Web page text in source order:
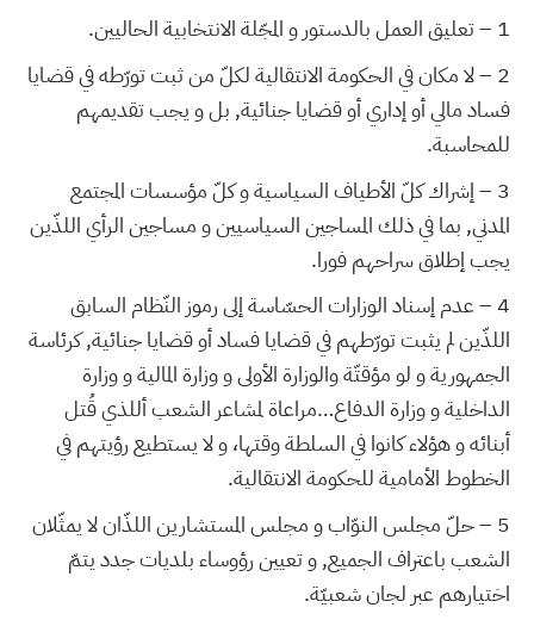
1 – تعليق العمل بالدستور و المجّلة الانتخابية الحاليين.
2 – لا مكان في الحكومة الانتقالية لكلّ من ثبت تورّطه في قضايا
فساد مالي أو إداري أو قضايا جنائية, بل و يجب تقديمهم
للمحاسبة.
3 – إشراك كلّ الأطياف السياسية و كلّ مؤسسات المجتمع
المدني, بما في ذلك المساجين السياسيين و مساجين الرأي اللذّين
يجب إطلاق سراحهم فورا.
4 – عدم إسناد الوزارات الحسّاسة إلى رموز النّظام السابق
اللذّين لم يثبت تورّطهم في قضايا فساد أو قضايا جنائية, كرئاسة
الجمهورية و لو مؤقتّة والوزارة الأولى و وزارة المالية و وزارة
الداخلية و وزارة الدفاع…مراعاة لمشاعر الشعب أللذي قُتل
أبنائه و هؤلاء كانوا في السلطة وقتها، و لا يستطيع رؤيتهم في
الخطوط الأمامية للحكومة الانتقالية.
5 – حلّ مجلس النوّاب و مجلس المستشارين اللذّان لا يمثّلان
الشعب باعتراف الجميع, و تعيين رؤوساء بلديات جدد يتمّ
اختيارهم عبر لجان شعبيّة.